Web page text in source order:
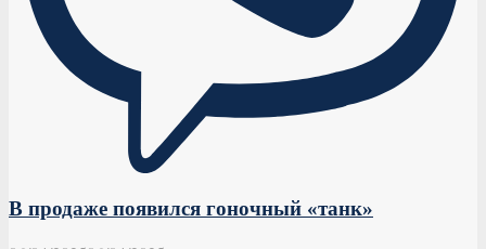
В продаже появился гоночный «танк»